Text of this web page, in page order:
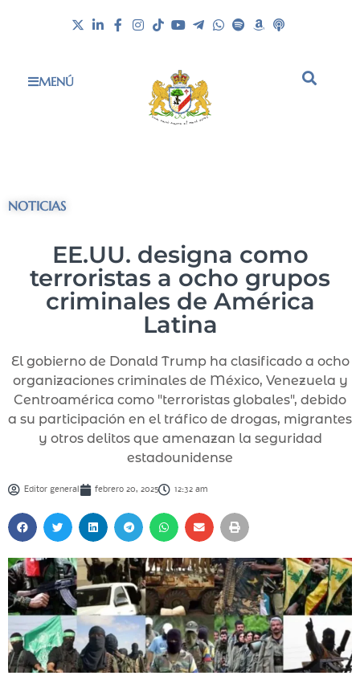
MENÚ
NOTICIAS
EE.UU. designa como
terroristas a ocho grupos
criminales de América
Latina
El gobierno de Donald Trump ha clasificado a ocho
organizaciones criminales de México, Venezuela y
Centroamérica como "terroristas globales", debido
a su participación en el tráfico de drogas, migrantes
y otros delitos que amenazan la seguridad
estadounidense
Editor general febrero 20, 2025 12:32 am